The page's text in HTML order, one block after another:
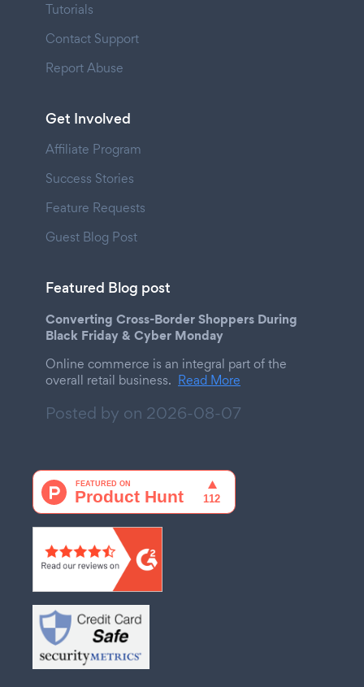
Tutorials
Contact Support
Report Abuse
Get Involved
Affiliate Program
Success Stories
Feature Requests
Guest Blog Post
Featured Blog post
Converting Cross-Border Shoppers During
Black Friday & Cyber Monday
Online commerce is an integral part of the
overall retail business. Read More
Posted by on 2026-08-07